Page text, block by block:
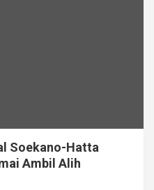
Soekano-Hatta
Ambil Alih